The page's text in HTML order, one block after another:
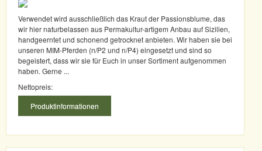
Verwendet wird ausschließlich das Kraut der Passionsblume, das
wir hier naturbelassen aus Permakultur-artigem Anbau auf Sizilien,
handgeerntet und schonend getrocknet anbieten. Wir haben sie bei
unseren MIM-Pferden (n/P2 und n/P4) eingesetzt und sind so
begeistert, dass wir sie für Euch in unser Sortiment aufgenommen
haben. Gerne ...
Nettopreis:
Produktinformationen